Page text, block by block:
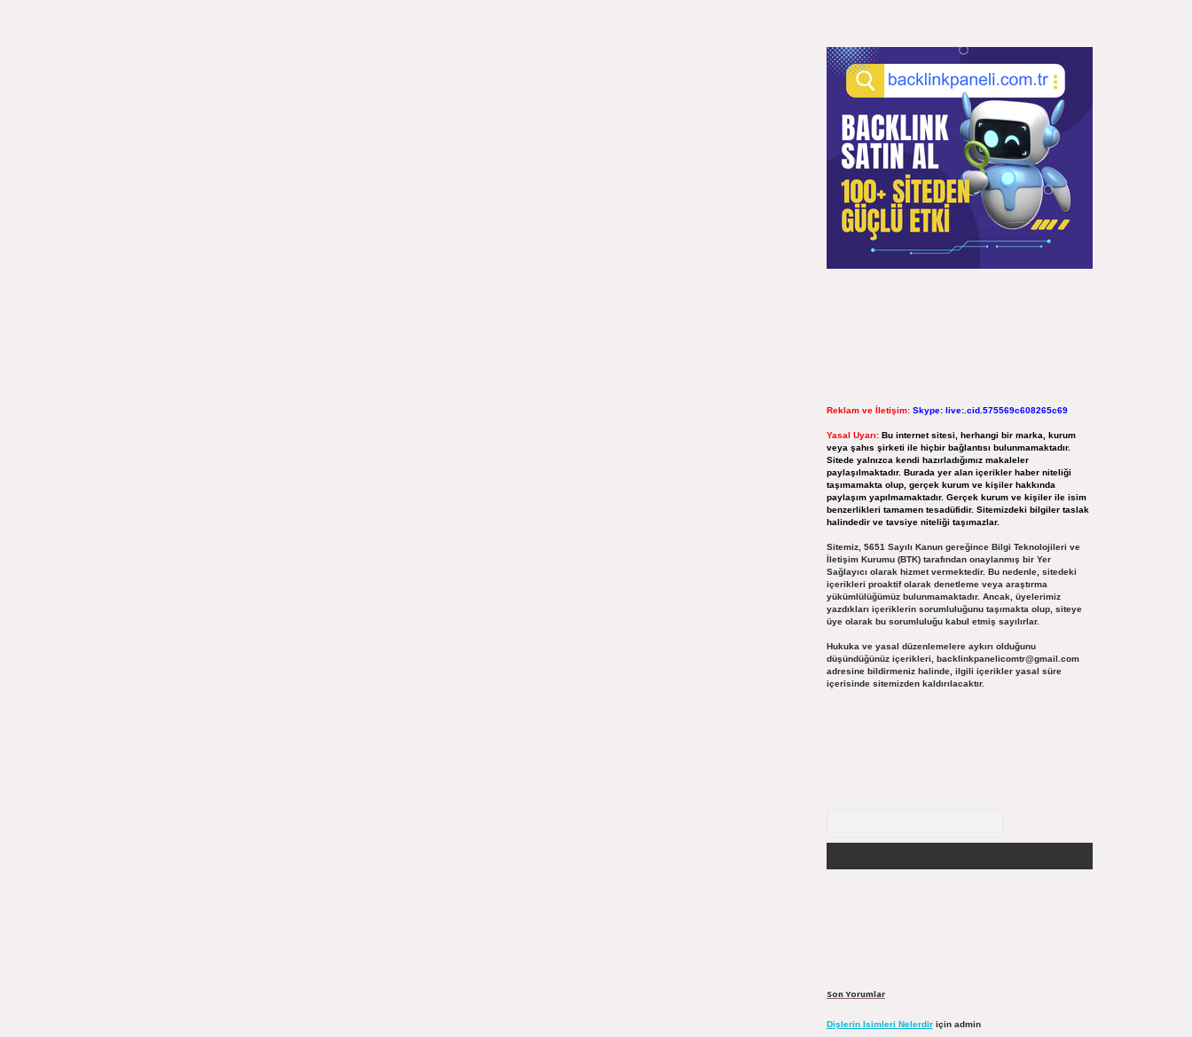
Reklam ve İletişim: Skype: live:.cid.575569c608265c69
Yasal Uyarı: Bu internet sitesi, herhangi bir marka, kurum
veya şahıs şirketi ile hiçbir bağlantısı bulunmamaktadır.
Sitede yalnızca kendi hazırladığımız makaleler
paylaşılmaktadır. Burada yer alan içerikler haber niteliği
taşımamakta olup, gerçek kurum ve kişiler hakkında
paylaşım yapılmamaktadır. Gerçek kurum ve kişiler ile isim
benzerlikleri tamamen tesadüfidir. Sitemizdeki bilgiler taslak
halindedir ve tavsiye niteliği taşımazlar.
Sitemiz, 5651 Sayılı Kanun gereğince Bilgi Teknolojileri ve
İletişim Kurumu (BTK) tarafından onaylanmış bir Yer
Sağlayıcı olarak hizmet vermektedir. Bu nedenle, sitedeki
içerikleri proaktif olarak denetleme veya araştırma
yükümlülüğümüz bulunmamaktadır. Ancak, üyelerimiz
yazdıkları içeriklerin sorumluluğunu taşımakta olup, siteye
üye olarak bu sorumluluğu kabul etmiş sayılırlar.
Hukuka ve yasal düzenlemelere aykırı olduğunu
düşündüğünüz içerikleri, backlinkpanelicomtr@gmail.com
adresine bildirmeniz halinde, ilgili içerikler yasal süre
içerisinde sitemizden kaldırılacaktır.
Son Yorumlar
Dişlerin Isimleri Nelerdiriçin admin